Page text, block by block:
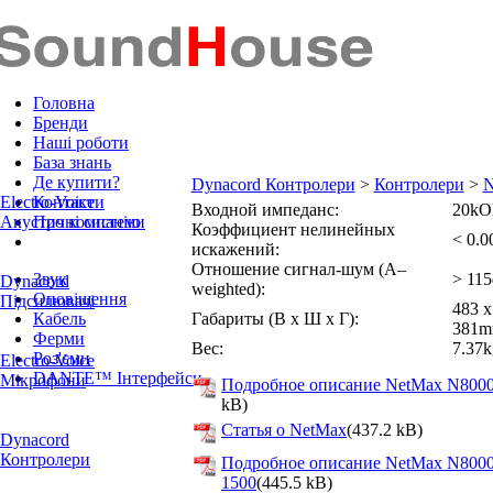
Головна
Бренди
Наші роботи
База знань
Де купити?
Контакти
Про компанію
Звук
Оповіщення
Кабель
Ферми
Роз'єми
DANTE™ Інтерфейси
Electro-Voice
Акустичні системи
Dynacord
Підсилювачі
Electro-Voice
Мікрофони
Dynacord
Контролери
Dynacord Контролери > Контролери >
Входной импеданс:
Коэффициент нелинейных
искажений:
<
Отношение сигнал-шум (A–
weighted):
>
Габариты (В x Ш x Г):
483
Вес:
Подробное описание NetMax
kB)
Статья о NetMax(437.2 kB)
Подробное описание NetMax
1500(445.5 kB)